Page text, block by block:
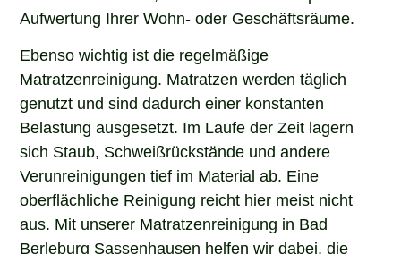
Aufwertung Ihrer Wohn- oder Geschäftsräume.
Ebenso wichtig ist die regelmäßige
Matratzenreinigung. Matratzen werden täglich
genutzt und sind dadurch einer konstanten
Belastung ausgesetzt. Im Laufe der Zeit lagern
sich Staub, Schweißrückstände und andere
Verunreinigungen tief im Material ab. Eine
oberflächliche Reinigung reicht hier meist nicht
aus. Mit unserer Matratzenreinigung in Bad
Berleburg Sassenhausen helfen wir dabei, die